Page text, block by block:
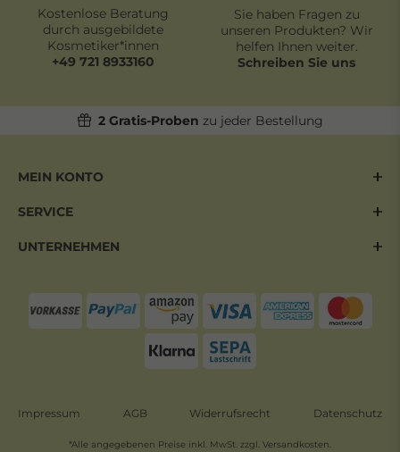
Kostenlose Beratung
durch ausgebildete
Kosmetiker*innen
+49 721 8933160
Sie haben Fragen zu
unseren Produkten? Wir
helfen Ihnen weiter.
Schreiben Sie uns
2 Gratis-Proben zu jeder Bestellung
MEIN KONTO
SERVICE
UNTERNEHMEN
Impressum AGB Widerrufsrecht Datenschutz
*Alle angegebenen Preise inkl. MwSt. zzgl. Versandkosten.